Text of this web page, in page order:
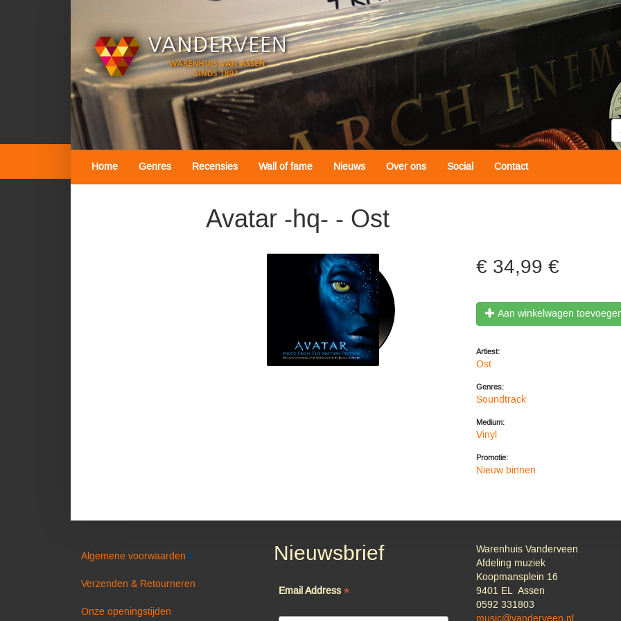
Home
Genres Recensies Wall of fame Nieuws Over ons Social Contact
Avatar -hq- - Ost
34,99 €
Aan winkelwagen
Artiest:
Ost
Genres:
Soundtrack
Medium:
Vinyl
Promotie:
Nieuw binnen
Algemene voorwaarden
Verzenden & Retourneren
Onze openingstijden
Nieuwsbrief
Email Address*
Warenhuis Vanderveen
Afdeling muziek
Koopmansplein 16
9401 EL Assen
0592 331803